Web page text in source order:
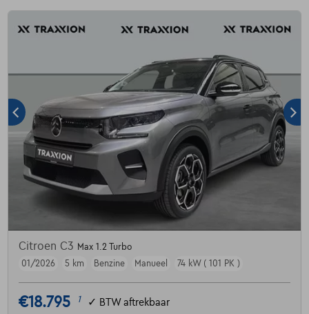
Citroen C3 Max 1.2 Turbo
01/2026
5 km Benzine Manueel 74 kW ( 101 PK )
€18.795 1 ✓ BTW aftrekbaar